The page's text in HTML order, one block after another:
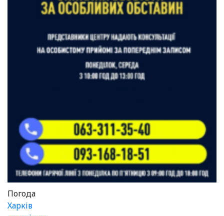
Погода
Харків